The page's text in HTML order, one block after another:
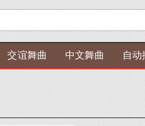
交谊舞曲 中文舞曲 自动